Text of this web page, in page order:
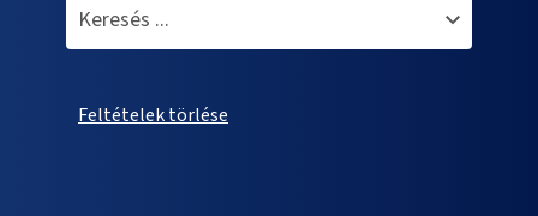
Feltételek törlése